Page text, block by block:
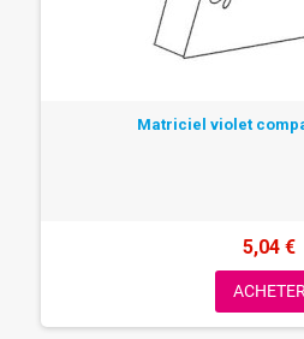
Matriciel violet
5,04 €
ACHETER